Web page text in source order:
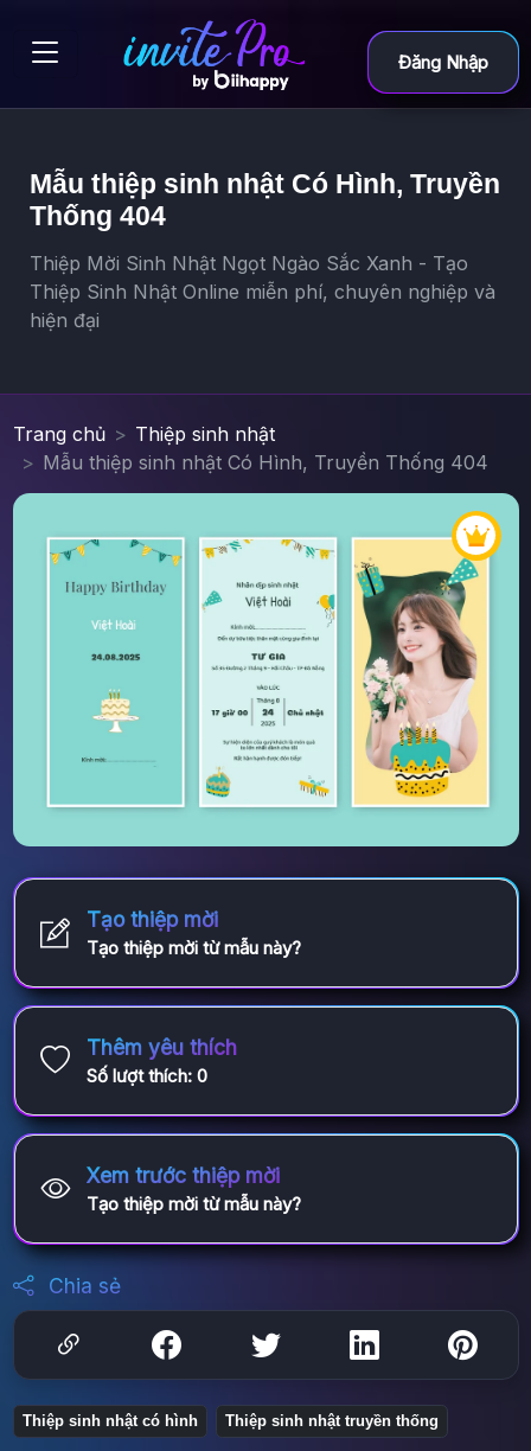
Đăng Nhập
Mẫu thiệp sinh nhật Có Hình, Truyền
Thống 404
Thiệp Mời Sinh Nhật Ngọt Ngào Sắc Xanh - Tạo
Thiệp Sinh Nhật Online miễn phí, chuyên nghiệp và
hiện đại
Trang chủ
Thiệp sinh nhật
Mẫu thiệp sinh nhật Có Hình, Truyền Thống 404
Tạo thiệp mời
Tạo thiệp mời từ mẫu này?
Thêm yêu thích
Số lượt thích: 0
Xem trước thiệp mời
Tạo thiệp mời từ mẫu này?
Chia sẻ
Thiệp sinh nhật có hình Thiệp sinh nhật truyền thống